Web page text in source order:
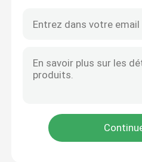
Poches d'emballage
Pochettes d'emballage en
sac d'emballage de mylar